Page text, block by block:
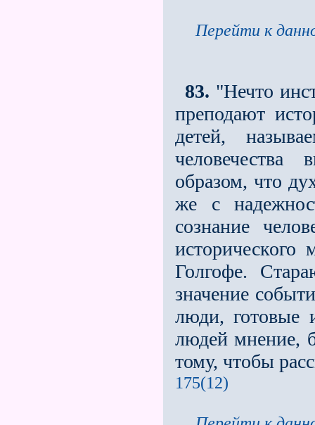
Перейти к
83. "Нечто
преподают
детей,
образом, что
же с
сознание
исторического
Голгофе.
значение
люди, готовые
людей мнение,
тому, чтобы
175(12)